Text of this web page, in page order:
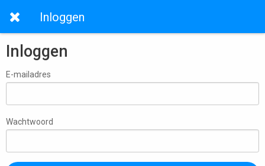
Inloggen
Inloggen
E-mailadres
Wachtwoord